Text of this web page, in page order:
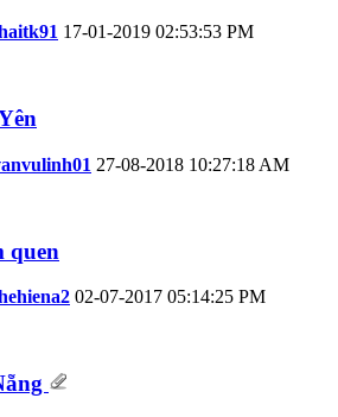
17-01-2019 02:53:53 PM
27-08-2018 10:27:18 AM
quen
02-07-2017 05:14:25 PM